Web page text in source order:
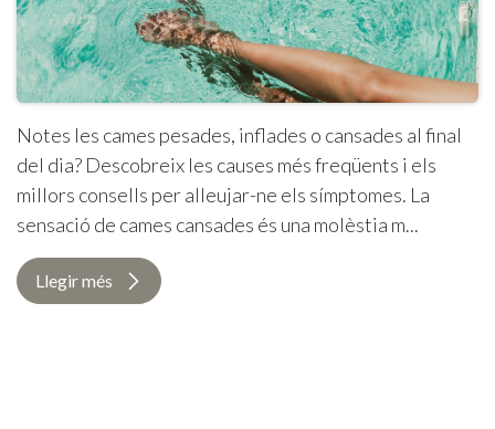
Notes les cames pesades, inflades o cansades al final
del dia? Descobreix les causes més freqüents i els
millors consells per alleujar-ne els símptomes. La
sensació de cames cansades és una molèstia m...
Llegir més